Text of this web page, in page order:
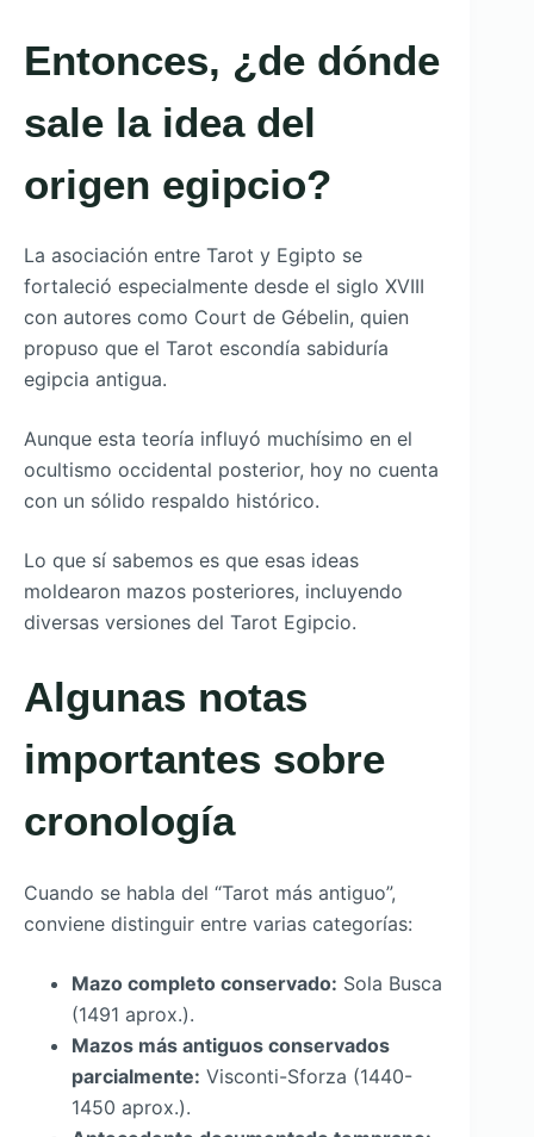
Entonces, ¿de dónde
sale la idea del
origen egipcio?
La asociación entre Tarot y Egipto se
fortaleció especialmente desde el siglo XVIII
con autores como Court de Gébelin, quien
propuso que el Tarot escondía sabiduría
egipcia antigua.
Aunque esta teoría influyó muchísimo en el
ocultismo occidental posterior, hoy no cuenta
con un sólido respaldo histórico.
Lo que sí sabemos es que esas ideas
moldearon mazos posteriores, incluyendo
diversas versiones del Tarot Egipcio.
Algunas notas
importantes sobre
cronología
Cuando se habla del “Tarot más antiguo”,
conviene distinguir entre varias categorías:
Mazo completo conservado: Sola Busca
(1491 aprox.).
Mazos más antiguos conservados
parcialmente: Visconti-Sforza (1440-
1450 aprox.).